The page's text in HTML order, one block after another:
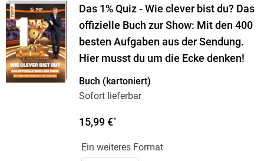
Das 1% Quiz - Wie clever bist du? Das
offizielle Buch zur Show: Mit den 400
besten Aufgaben aus der Sendung.
Hier musst du um die Ecke denken!
Buch (kartoniert)
Sofort lieferbar
15,99 €*
Ein weiteres Format